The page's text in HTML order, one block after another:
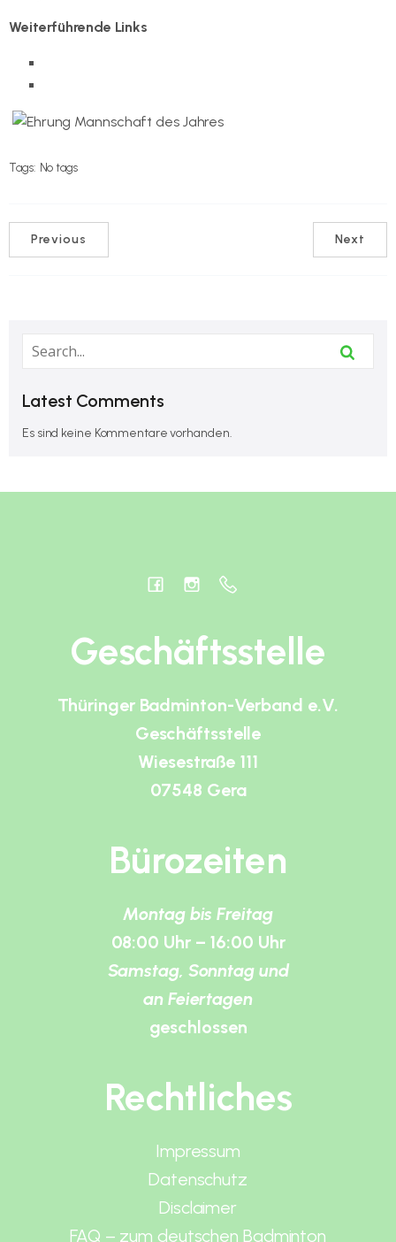
Weiterführende Links
Tags: No tags
Previous Next
Latest Comments
Es sind keine Kommentare vorhanden.
Geschäftsstelle
Thüringer Badminton-Verband e.V.
Geschäftsstelle
Wiesestraße 111
07548 Gera
Bürozeiten
Montag bis Freitag
08:00 Uhr – 16:00 Uhr
Samstag, Sonntag und
an Feiertagen
geschlossen
Rechtliches
Impressum
Datenschutz
Disclaimer
FAQ – zum deutschen Badminton